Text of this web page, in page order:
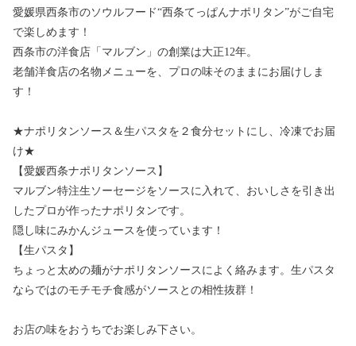
愛媛県西条市のソウルフード“西条てっぱんナポリタン”がご自宅
で楽しめます！
西条市の洋食店「マルブン」の創業は大正12年。
老舗洋食店の名物メニューを、プロの味そのままにお届けしま
す！
★ナポリタンソース＆生パスタを２食分セットにし、冷凍でお届
け★
【愛媛西条ナポリタンソース】
マルブン特注生ソーセージをソースに入れて、おいしさを引き出
したプロが作ったナポリタンです。
隠し味にみかんジュースを使っています！
【生パスタ】
ちょっと太めの麺がナポリタンソースによく絡みます。生パスタ
ならではのモチモチ食感がソースとの相性抜群！
お店の味をおうちでお楽しみ下さい。